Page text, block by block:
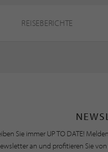
REISEBERICHTE
Sie immer UP TO DATE!
an und profitieren Sie